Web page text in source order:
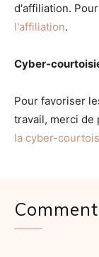
d'affiliation.
l'affiliation.
Cyber-
Pour favoriser
travail, merci de
la cyber-